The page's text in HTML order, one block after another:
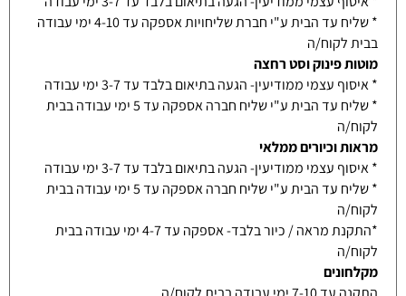
* שליח עד הבית ע"י חברת שליחויות אספקה עד 4-10 ימי עבודה
בבית לקוח/ה
מוטות פינוק וסט רחצה
* איסוף עצמי ממודיעין- הגעה בתיאום בלבד עד 3-7 ימי עבודה
* שליח עד הבית ע"י שליח חברה אספקה עד 5 ימי עבודה בבית
לקוח/ה
מראות וכיורים ממלאי
* איסוף עצמי ממודיעין- הגעה בתיאום בלבד עד 3-7 ימי עבודה
* שליח עד הבית ע"י שליח חברה אספקה עד 5 ימי עבודה בבית
לקוח/ה
*התקנת מראה / כיור בלבד- אספקה עד 4-7 ימי עבודה בבית
לקוח/ה
מקלחונים